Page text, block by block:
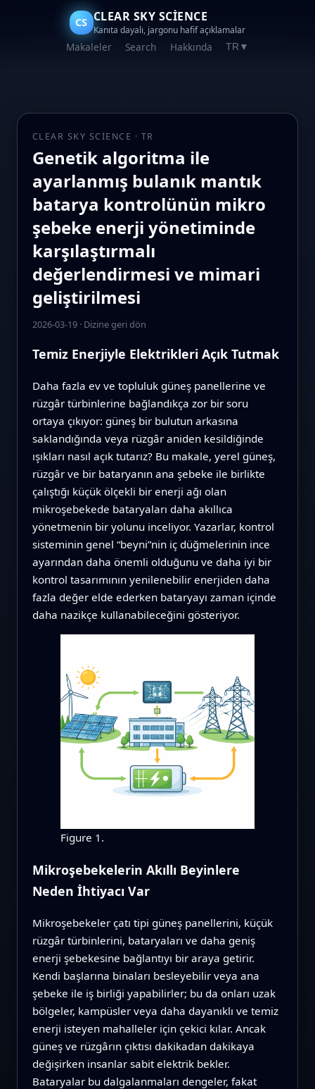
CS CLEAR SKY SCIENCE
Kanıta dayalı, jargonu hafif açıklamalar
Makaleler Search Hakkında TR ▼
CLEAR SKY SCIENCE · TR
Genetik algoritma ile
ayarlanmış bulanık mantık
batarya kontrolünün mikro
şebeke enerji yönetiminde
karşılaştırmalı
değerlendirmesi ve mimari
geliştirilmesi
2026-03-19· Dizine geri dön
Temiz Enerjiyle Elektrikleri Açık Tutmak
Daha fazla ev ve topluluk güneş panellerine ve
rüzgâr türbinlerine bağlandıkça zor bir soru
ortaya çıkıyor: güneş bir bulutun arkasına
saklandığında veya rüzgâr aniden kesildiğinde
ışıkları nasıl açık tutarız? Bu makale, yerel güneş,
rüzgâr ve bir bataryanın ana şebeke ile birlikte
çalıştığı küçük ölçekli bir enerji ağı olan
mikroşebekede bataryaları daha akıllıca
yönetmenin bir yolunu inceliyor. Yazarlar, kontrol
sisteminin genel “beyni”nin iç düğmelerinin ince
ayarından daha önemli olduğunu ve daha iyi bir
kontrol tasarımının yenilenebilir enerjiden daha
fazla değer elde ederken bataryayı zaman içinde
daha nazikçe kullanabileceğini gösteriyor.
Figure 1.
Mikroşebekelerin Akıllı Beyinlere
Neden İhtiyacı Var
Mikroşebekeler çatı tipi güneş panellerini, küçük
rüzgâr türbinlerini, bataryaları ve daha geniş
enerji şebekesine bağlantıyı bir araya getirir.
Kendi başlarına binaları besleyebilir veya ana
şebeke ile iş birliği yapabilirler; bu da onları uzak
bölgeler, kampüsler veya daha dayanıklı ve temiz
enerji isteyen mahalleler için çekici kılar. Ancak
güneş ve rüzgârın çıktısı dakikadan dakikaya
değişirken insanlar sabit elektrik bekler.
Bataryalar bu dalgalanmaları dengeler, fakat